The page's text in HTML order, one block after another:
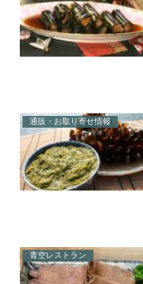
通販・お取り寄せ情報
青空レストラン